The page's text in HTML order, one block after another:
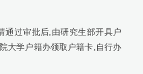
通过审批后,由研究生部开具户
大学户籍办领取户籍卡,自行办